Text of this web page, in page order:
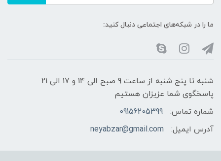
ما را در شبکه‌های اجتماعی دنبال کنید:
شنبه تا پنج شنبه از ساعت 9 صبح الی 14 و 17 الی 21
پاسخگوی شما عزیزان هستیم
شماره تماس:
09156205399
آدرس ایمیل:
neyabzar@gmail.com